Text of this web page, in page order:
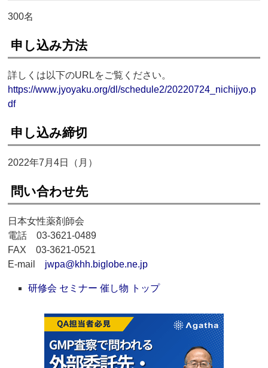
300名
申し込み方法
詳しくは以下のURLをご覧ください。
https://www.jyoyaku.org/dl/schedule2/20220724_nichijyo.p
df
申し込み締切
2022年7月4日（月）
問い合わせ先
日本女性薬剤師会
電話 03-3621-0489
FAX 03-3621-0521
E-mail jwpa@khh.biglobe.ne.jp
研修会 セミナー 催し物 トップ